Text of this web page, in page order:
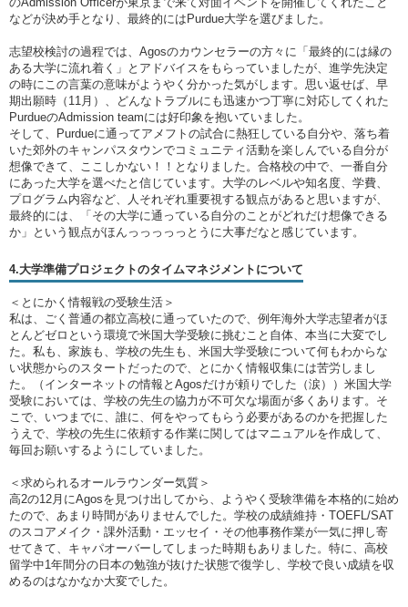
などが決め手となり、最終的にはPurdue大学を選びました。
志望校検討の過程では、Agosのカウンセラーの方々に「最終的には縁の
ある大学に流れ着く」とアドバイスをもらっていましたが、進学先決定
の時にこの言葉の意味がようやく分かった気がします。思い返せば、早
期出願時（11月）、どんなトラブルにも迅速かつ丁寧に対応してくれた
PurdueのAdmission teamには好印象を抱いていました。
そして、Purdueに通ってアメフトの試合に熱狂している自分や、落ち着
いた郊外のキャンパスタウンでコミュニティ活動を楽しんでいる自分が
想像できて、ここしかない！！となりました。合格校の中で、一番自分
にあった大学を選べたと信じています。大学のレベルや知名度、学費、
プログラム内容など、人それぞれ重要視する観点があると思いますが、
最終的には、「その大学に通っている自分のことがどれだけ想像できる
か」という観点がほんっっっっっとうに大事だなと感じています。
4.大学準備プロジェクトのタイムマネジメントについて
＜とにかく情報戦の受験生活＞
私は、ごく普通の都立高校に通っていたので、例年海外大学志望者がほ
とんどゼロという環境で米国大学受験に挑むこと自体、本当に大変でし
た。私も、家族も、学校の先生も、米国大学受験について何もわからな
い状態からのスタートだったので、とにかく情報収集には苦労しまし
た。（インターネットの情報とAgosだけが頼りでした（涙））米国大学
受験においては、学校の先生の協力が不可欠な場面が多くあります。そ
こで、いつまでに、誰に、何をやってもらう必要があるのかを把握した
うえで、学校の先生に依頼する作業に関してはマニュアルを作成して、
毎回お願いするようにしていました。
＜求められるオールラウンダー気質＞
高2の12月にAgosを見つけ出してから、ようやく受験準備を本格的に始め
たので、あまり時間がありませんでした。学校の成績維持・TOEFL/SAT
のスコアメイク・課外活動・エッセイ・その他事務作業が一気に押し寄
せてきて、キャパオーバーしてしまった時期もありました。特に、高校
留学中1年間分の日本の勉強が抜けた状態で復学し、学校で良い成績を収
めるのはなかなか大変でした。